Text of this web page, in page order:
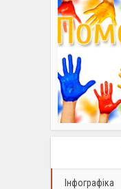
Інфографіка